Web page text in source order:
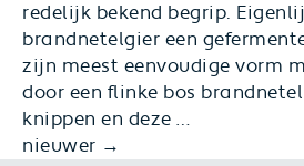
redelijk bekend begrip.
brandnetelgier een
zijn meest eenvoudige vorm
door een flinke bos
knippen en deze…
nieuwer →